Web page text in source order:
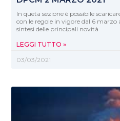
In queta sezione è possibile
con le regole in vigore dal 6 marzo
sintesi delle principali novità
LEGGI TUTTO »
03/03/2021